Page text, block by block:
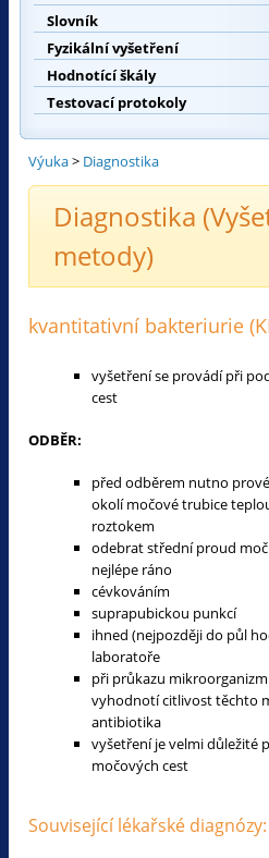
Slovník
Fyzikální vyšetření
Hodnotící škály
Testovací protokoly
Výuka> Diagnostika
Diagnostika
metody)
kvantitativní bakteriurie
vyšetření se provádí při
cest
ODBĚR:
před odběrem nutno
okolí močové trubice
roztokem
odebrat střední proud
nejlépe ráno
cévkováním
suprapubickou punkcí
ihned (nejpozději do půl
laboratoře
při průkazu
vyhodnotí citlivost těchto
antibiotika
vyšetření je velmi důležité
močových cest
Související lékařské diagnózy: